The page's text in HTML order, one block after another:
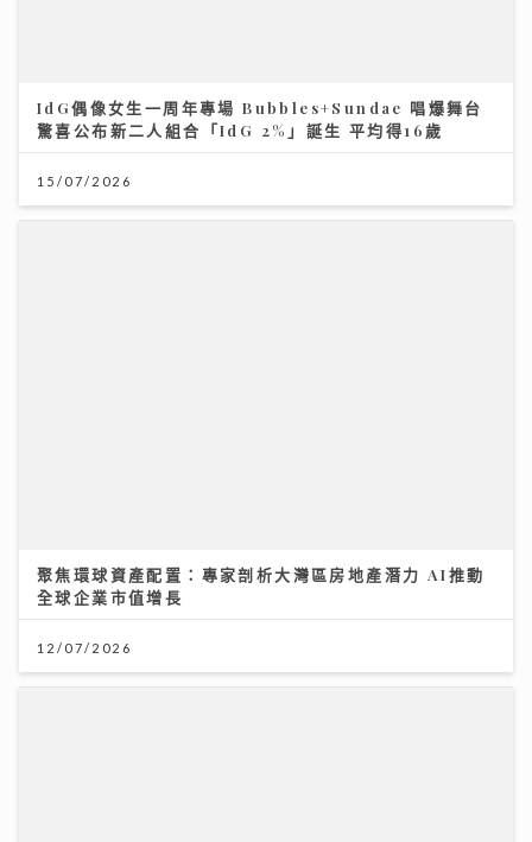
IdG偶像女生一周年專場 Bubbles+Sundae 唱爆舞台
驚喜公布新二人組合「IdG 2%」誕生 平均得16歲
15/07/2026
聚焦環球資產配置：專家剖析大灣區房地產潛力 AI推動
全球企業市值增長
12/07/2026